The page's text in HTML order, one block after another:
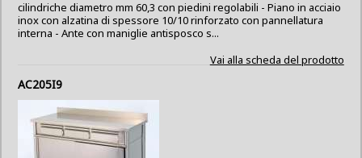
cilindriche diametro mm 60,3 con piedini regolabili - Piano in acciaio
inox con alzatina di spessore 10/10 rinforzato con pannellatura
interna - Ante con maniglie antisposco s...
Vai alla scheda del prodotto
AC205I9